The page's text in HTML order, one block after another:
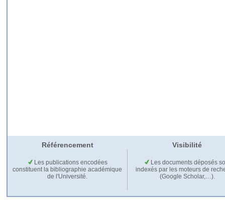
Référencement Visibilité
Les publications encodées
constituent la bibliographie académique
de l'Université.
Les documents déposés
indexés par les moteurs de
(Google Scholar,…).